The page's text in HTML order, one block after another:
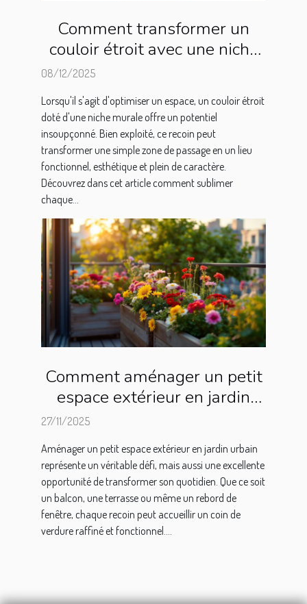
Comment transformer un
couloir étroit avec une niche
08/12/2025
Lorsqu'il s'agit d'optimiser un espace, un couloir étroit
doté d'une niche murale offre un potentiel
insoupçonné. Bien exploité, ce recoin peut
transformer une simple zone de passage en un lieu
fonctionnel, esthétique et plein de caractère.
Découvrez dans cet article comment sublimer
chaque...
Comment aménager un petit
espace extérieur en jardin
27/11/2025
Aménager un petit espace extérieur en jardin urbain
représente un véritable défi, mais aussi une excellente
opportunité de transformer son quotidien. Que ce soit
un balcon, une terrasse ou même un rebord de
fenêtre, chaque recoin peut accueillir un coin de
verdure raffiné et fonctionnel....